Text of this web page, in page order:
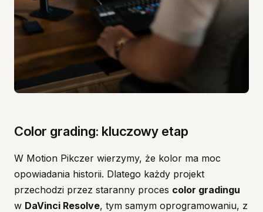
Color grading: kluczowy etap
W Motion Pikczer wierzymy, że kolor ma moc
opowiadania historii. Dlatego każdy projekt
przechodzi przez staranny proces color gradingu
w DaVinci Resolve, tym samym oprogramowaniu, z